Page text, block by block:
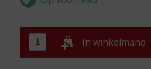
In winkelmand